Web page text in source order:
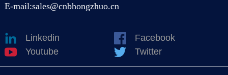
E-mail:sales@cnbhongzhuo.cn
Linkedin
Facebook
Youtube
Twitter